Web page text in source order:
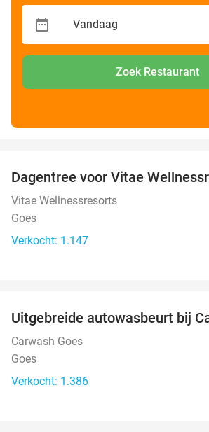
Zoek Restaurant
Dagentree voor Vitae
Vitae Wellnessresorts
Goes
Verkocht: 1.147
Uitgebreide autowasbeurt bij
Carwash Goes
Goes
Verkocht: 1.386